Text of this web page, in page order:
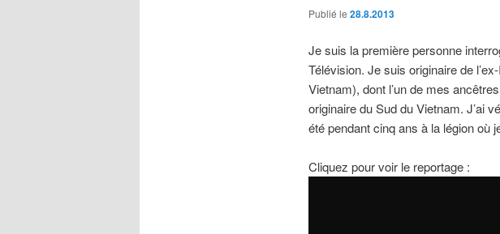
Publié le 28.8.2013
Je suis la première personne
Télévision. Je suis originaire de
Vietnam), dont l’un de mes
originaire du Sud du Vietnam. J’ai
été pendant cinq ans à la légion où
Cliquez pour voir le reportage :